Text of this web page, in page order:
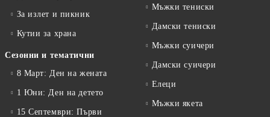
За излет и пикник
Кутии за храна
Сезонни и тематични
8 Март: Ден на жената
1 Юни: Ден на детето
15 Септември: Първи
Мъжки тениски
Дамски тениски
Мъжки суичери
Дамски суичери
Елеци
Мъжки якета